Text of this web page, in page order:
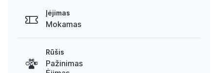
Įėjimas
Mokamas
Rūšis
Pažinimas